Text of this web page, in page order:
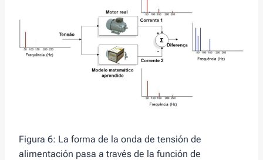
Figura 6: La forma de la onda de tensión de
alimentación pasa a través de la función de